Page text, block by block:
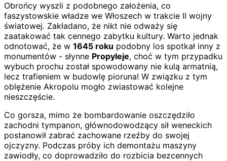
Obrońcy wyszli z podobnego założenia, co
faszystowskie władze we Włoszech w trakcie II wojny
światowej. Zakładano, że nikt nie odważy się
zaatakować tak cennego zabytku kultury. Warto jednak
odnotować, że w 1645 roku podobny los spotkał inny z
monumentów - słynne Propyleje, choć w tym przypadku
wybuch prochu został spowodowany nie kulą armatnią,
lecz trafieniem w budowlę pioruna! W związku z tym
oblężenie Akropolu mogło zwiastować kolejne
nieszczęście.
Co gorsza, mimo że bombardowanie oszczędziło
zachodni tympanon, głównodowodzący sił weneckich
postanowił zabrać zachowane rzeźby do swojej
ojczyzny. Podczas próby ich demontażu maszyny
zawiodły, co doprowadziło do rozbicia bezcennych